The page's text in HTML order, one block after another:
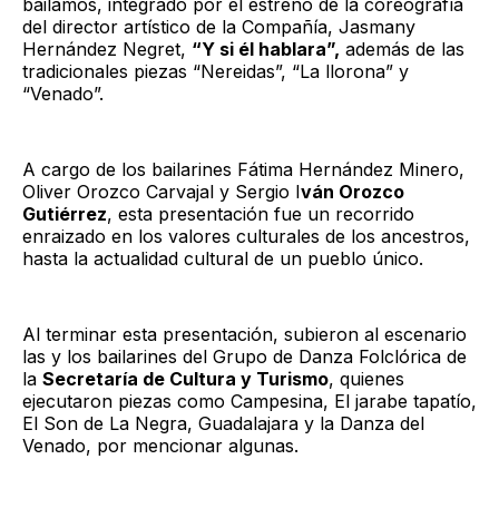
del director artístico de la Compañía, Jasmany
Hernández Negret, “Y si él hablara”, además de las
tradicionales piezas “Nereidas”, “La llorona” y
“Venado”.
A cargo de los bailarines Fátima Hernández Minero,
Oliver Orozco Carvajal y Sergio Iván Orozco
Gutiérrez, esta presentación fue un recorrido
enraizado en los valores culturales de los ancestros,
hasta la actualidad cultural de un pueblo único.
Al terminar esta presentación, subieron al escenario
las y los bailarines del Grupo de Danza Folclórica de
la Secretaría de Cultura y Turismo, quienes
ejecutaron piezas como Campesina, El jarabe tapatío,
El Son de La Negra, Guadalajara y la Danza del
Venado, por mencionar algunas.